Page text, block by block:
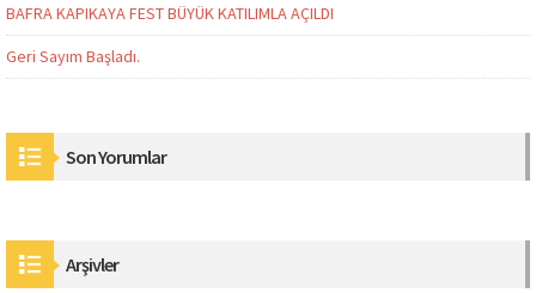
BAFRA KAPIKAYA FEST BÜYÜK KATILIMLA AÇILDI
Geri Sayım Başladı.
Son Yorumlar
Arşivler